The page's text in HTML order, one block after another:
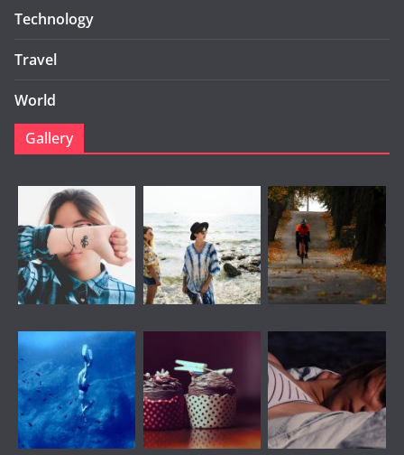
Technology
Travel
World
Gallery